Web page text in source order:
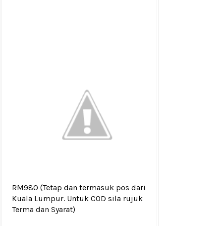
RM980 (Tetap dan termasuk pos dari
Kuala Lumpur. Untuk COD sila rujuk
Terma dan Syarat)